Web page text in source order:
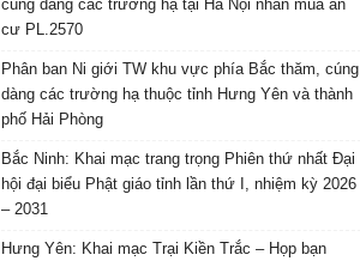
cúng dàng các trường hạ tại Hà Nội nhân mùa an
cư PL.2570
Phân ban Ni giới TW khu vực phía Bắc thăm, cúng
dàng các trường hạ thuộc tỉnh Hưng Yên và thành
phố Hải Phòng
Bắc Ninh: Khai mạc trang trọng Phiên thứ nhất Đại
hội đại biểu Phật giáo tỉnh lần thứ I, nhiệm kỳ 2026
– 2031
Hưng Yên: Khai mạc Trại Kiền Trắc – Họp bạn